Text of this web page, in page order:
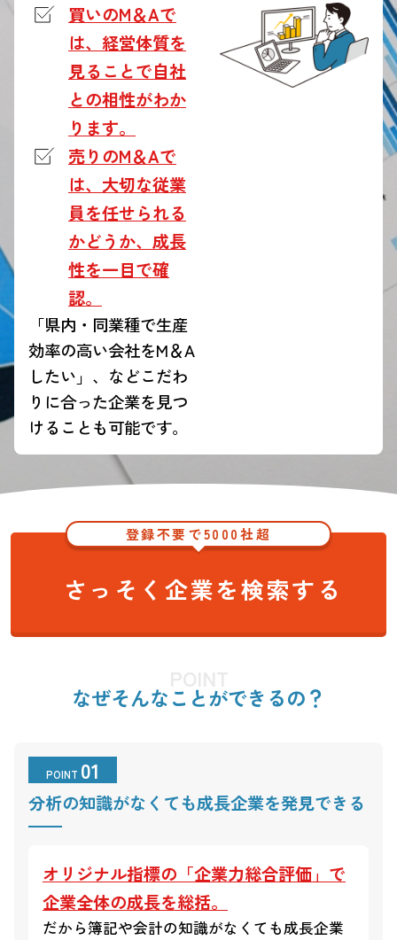
買いのM＆Aで
は、経営体質を
見ることで自社
との相性がわか
ります。
売りのM＆Aで
は、大切な従業
員を任せられる
かどうか、成長
性を一目で確
認。
「県内・同業種で生産
効率の高い会社をM＆A
したい」、などこだわ
りに合った企業を見つ
けることも可能です。
登録不要で5000社超
さっそく企業を検索する
なぜそんなことができるの？
POINT 01
分析の知識がなくても成長企業を発見できる
オリジナル指標の「企業力総合評価」で
企業全体の成長を総括。
だから簿記や会計の知識がなくても成長企業